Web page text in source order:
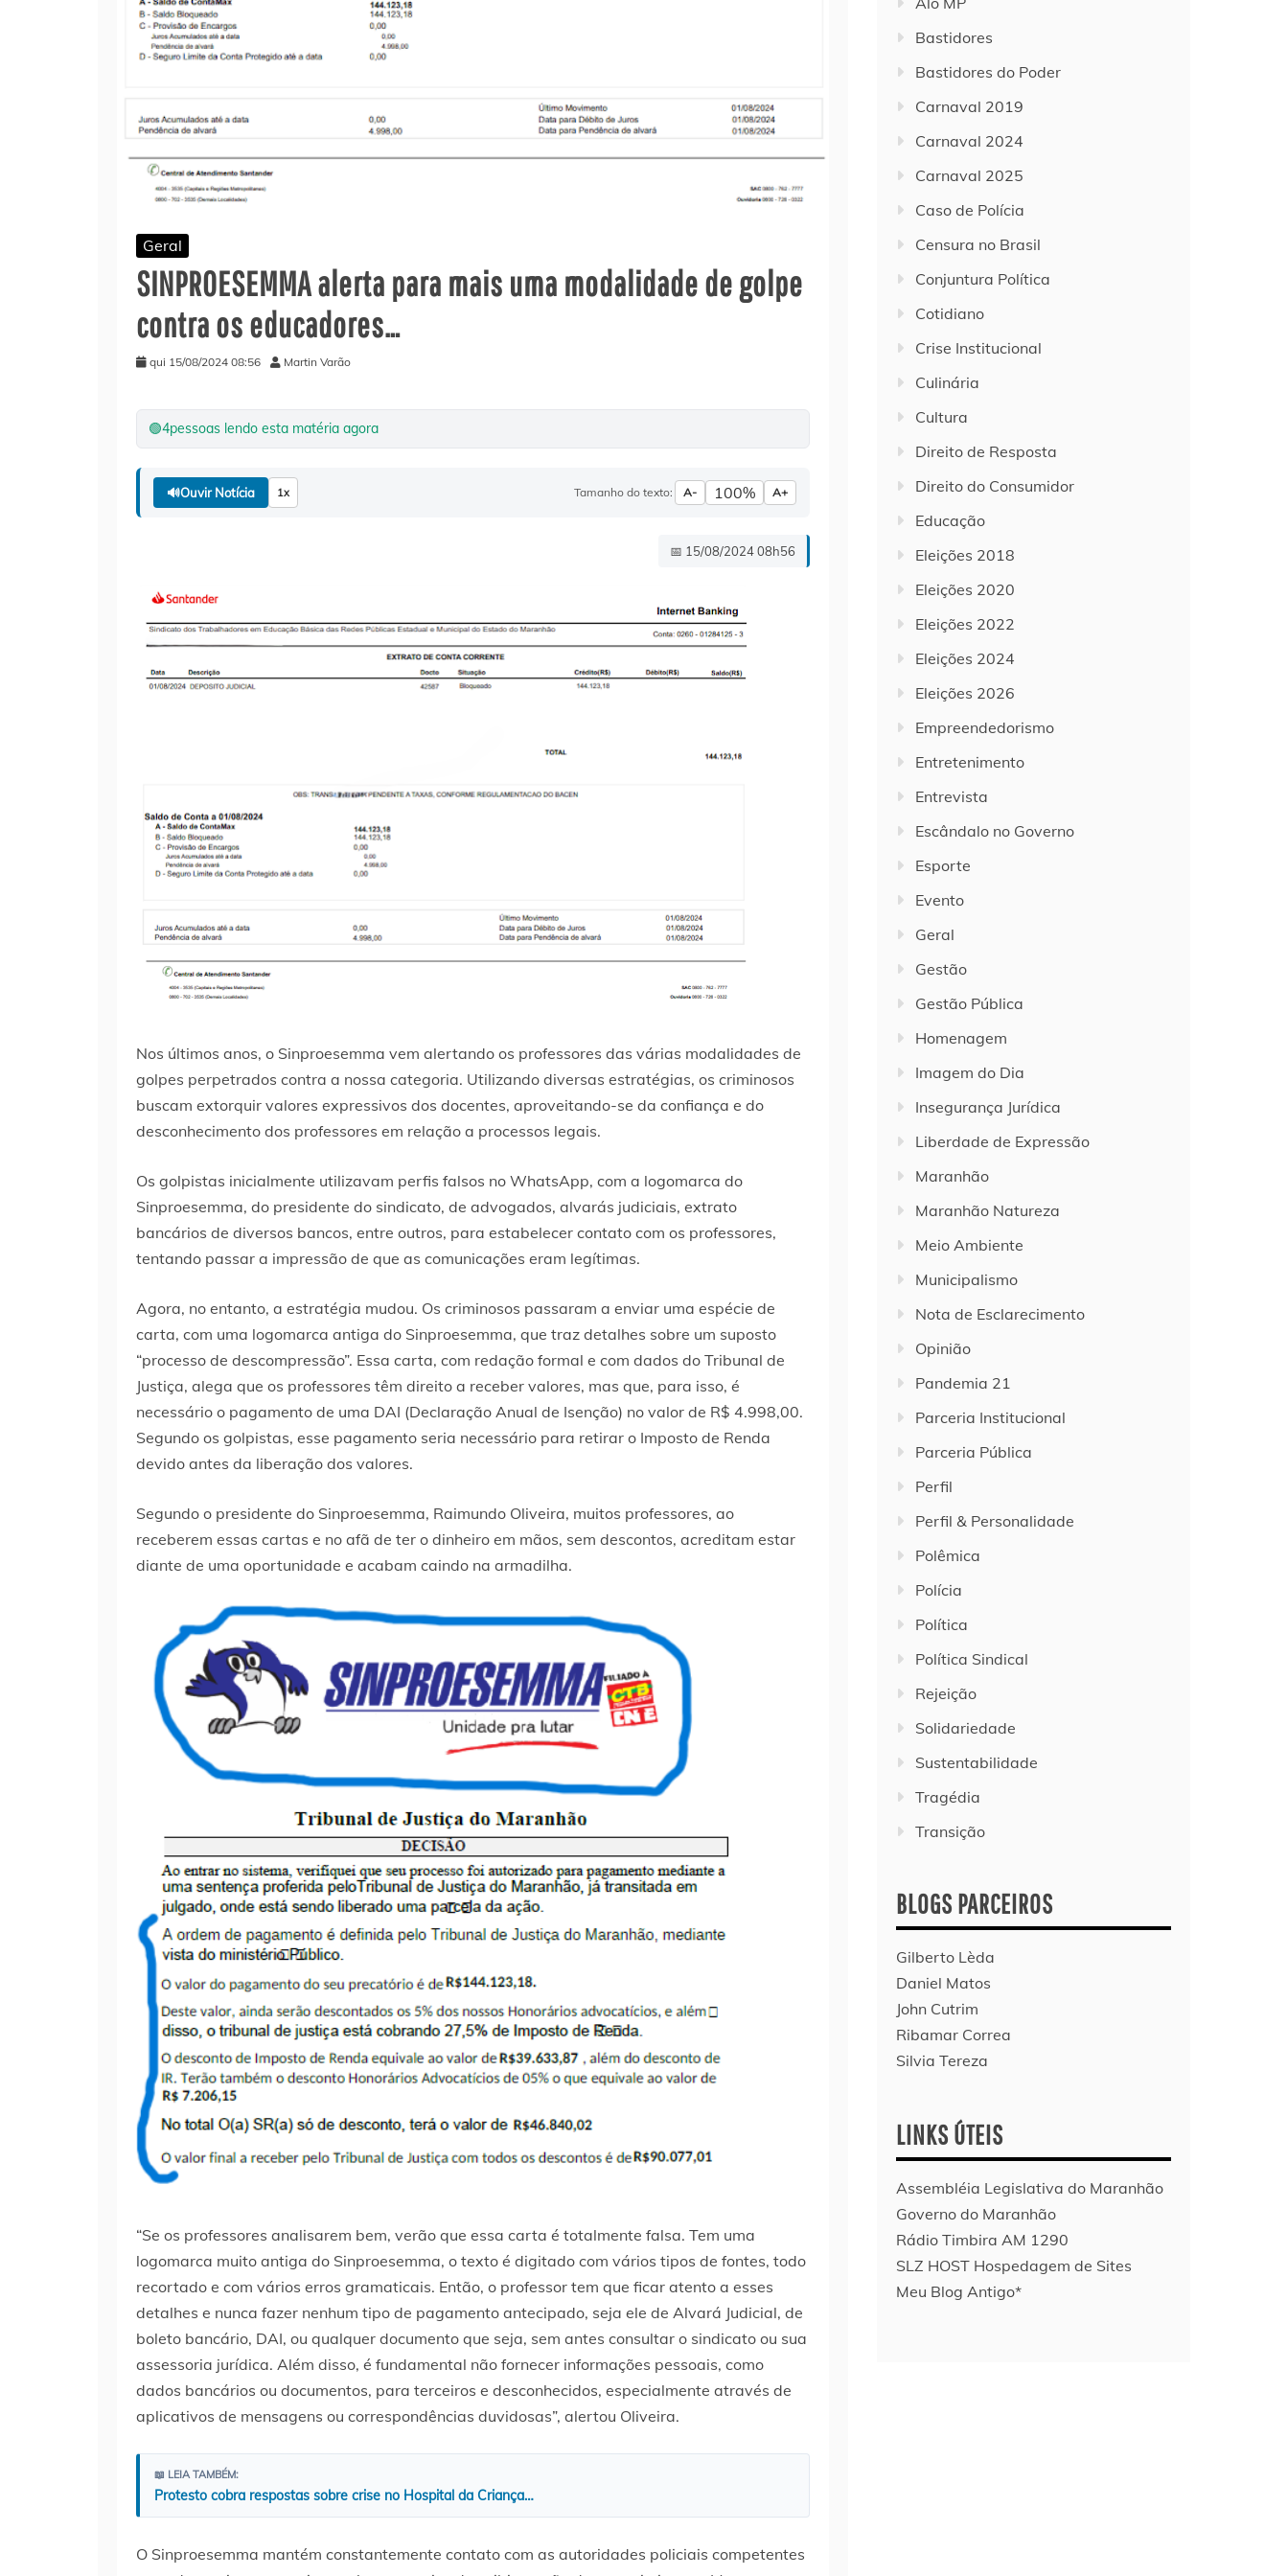
Geral
SINPROESEMMA alerta para mais uma modalidade de golpe
contra os educadores…
qui 15/08/2024 08:56 Martin Varão
🟢4pessoas lendo esta matéria agora
🔊Ouvir Notícia 1x Tamanho do texto: A- 100% A+
📅 15/08/2024 08h56
Nos últimos anos, o Sinproesemma vem alertando os professores das várias modalidades de
golpes perpetrados contra a nossa categoria. Utilizando diversas estratégias, os criminosos
buscam extorquir valores expressivos dos docentes, aproveitando-se da confiança e do
desconhecimento dos professores em relação a processos legais.
Os golpistas inicialmente utilizavam perfis falsos no WhatsApp, com a logomarca do
Sinproesemma, do presidente do sindicato, de advogados, alvarás judiciais, extrato
bancários de diversos bancos, entre outros, para estabelecer contato com os professores,
tentando passar a impressão de que as comunicações eram legítimas.
Agora, no entanto, a estratégia mudou. Os criminosos passaram a enviar uma espécie de
carta, com uma logomarca antiga do Sinproesemma, que traz detalhes sobre um suposto
“processo de descompressão”. Essa carta, com redação formal e com dados do Tribunal de
Justiça, alega que os professores têm direito a receber valores, mas que, para isso, é
necessário o pagamento de uma DAI (Declaração Anual de Isenção) no valor de R$ 4.998,00.
Segundo os golpistas, esse pagamento seria necessário para retirar o Imposto de Renda
devido antes da liberação dos valores.
Segundo o presidente do Sinproesemma, Raimundo Oliveira, muitos professores, ao
receberem essas cartas e no afã de ter o dinheiro em mãos, sem descontos, acreditam estar
diante de uma oportunidade e acabam caindo na armadilha.
“Se os professores analisarem bem, verão que essa carta é totalmente falsa. Tem uma
logomarca muito antiga do Sinproesemma, o texto é digitado com vários tipos de fontes, todo
recortado e com vários erros gramaticais. Então, o professor tem que ficar atento a esses
detalhes e nunca fazer nenhum tipo de pagamento antecipado, seja ele de Alvará Judicial, de
boleto bancário, DAI, ou qualquer documento que seja, sem antes consultar o sindicato ou sua
assessoria jurídica. Além disso, é fundamental não fornecer informações pessoais, como
dados bancários ou documentos, para terceiros e desconhecidos, especialmente através de
aplicativos de mensagens ou correspondências duvidosas”, alertou Oliveira.
📖 LEIA TAMBÉM:
Protesto cobra respostas sobre crise no Hospital da Criança…
O Sinproesemma mantém constantemente contato com as autoridades policiais competentes
Bastidores
Bastidores do Poder
Carnaval 2019
Carnaval 2024
Carnaval 2025
Caso de Polícia
Censura no Brasil
Conjuntura Política
Cotidiano
Crise Institucional
Culinária
Cultura
Direito de Resposta
Direito do Consumidor
Educação
Eleições 2018
Eleições 2020
Eleições 2022
Eleições 2024
Eleições 2026
Empreendedorismo
Entretenimento
Entrevista
Escândalo no Governo
Esporte
Evento
Geral
Gestão
Gestão Pública
Homenagem
Imagem do Dia
Insegurança Jurídica
Liberdade de Expressão
Maranhão
Maranhão Natureza
Meio Ambiente
Municipalismo
Nota de Esclarecimento
Opinião
Pandemia 21
Parceria Institucional
Parceria Pública
Perfil
Perfil & Personalidade
Polêmica
Polícia
Política
Política Sindical
Rejeição
Solidariedade
Sustentabilidade
Tragédia
Transição
BLOGS PARCEIROS
Gilberto Lèda
Daniel Matos
John Cutrim
Ribamar Correa
Silvia Tereza
LINKS ÚTEIS
Assembléia Legislativa do Maranhão
Governo do Maranhão
Rádio Timbira AM 1290
SLZ HOST Hospedagem de Sites
Meu Blog Antigo*